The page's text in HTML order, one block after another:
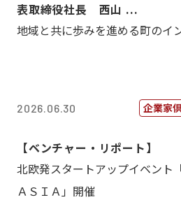
表取締役社長 西山 ...
地域と共に歩みを進める町のイ
2026.06.30 企業家
【ベンチャー・リポート】
北欧発スタートアップイベント
ＡＳＩＡ」開催